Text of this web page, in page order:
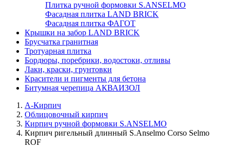
Плитка ручной формовки S.ANSELMO
Фасадная плитка LAND BRICK
Фасадная плитка ФАГОТ
Крышки на забор LAND BRICK
Брусчатка гранитная
Тротуарная плитка
Бордюры, поребрики, водостоки, отливы
Лаки, краски, грунтовки
Красители и пигменты для бетона
Битумная черепица АКВАИЗОЛ
А-Кирпич
Облицовочный кирпич
Кирпич ручной формовки S.ANSELMO
Кирпич ригельный длинный S.Anselmo Corso Selmo
ROF